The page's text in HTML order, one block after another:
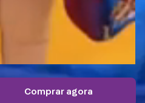
comprar agora